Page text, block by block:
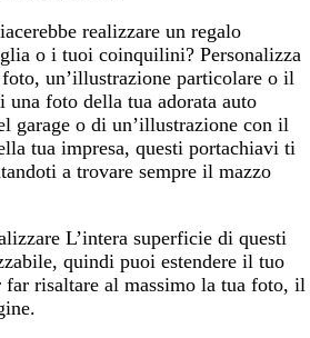
realizzare un regalo
o i tuoi coinquilini? Personalizza
un’illustrazione particolare o il
foto della tua adorata auto
garage o di un’illustrazione con il
tua impresa, questi portachiavi ti
a trovare sempre il mazzo
L’intera superficie di questi
quindi puoi estendere il tuo
risaltare al massimo la tua foto, il